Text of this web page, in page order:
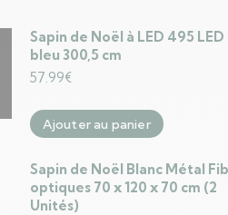
Sapin de Noël à LED 495 LED
bleu 300,5 cm
57.99€
Ajouter au panier
Sapin de Noël Blanc Métal
optiques 70 x 120 x 70 cm (2
Unités)